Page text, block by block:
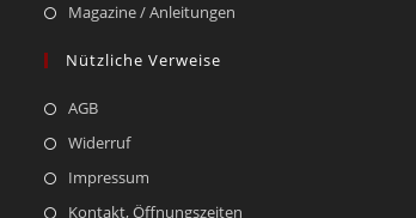
Magazine / Anleitungen
Nützliche Verweise
AGB
Widerruf
Impressum
Kontakt, Öffnungszeiten